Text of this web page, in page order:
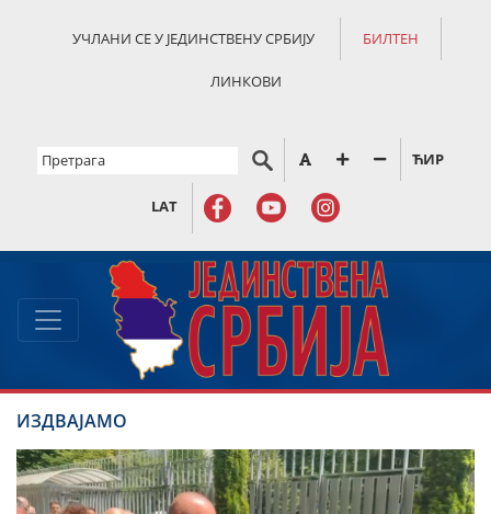
УЧЛАНИ СЕ У ЈЕДИНСТВЕНУ СРБИЈУ БИЛТЕН
ЛИНКОВИ
ЋИР
LAT
ИЗДВАЈАМО